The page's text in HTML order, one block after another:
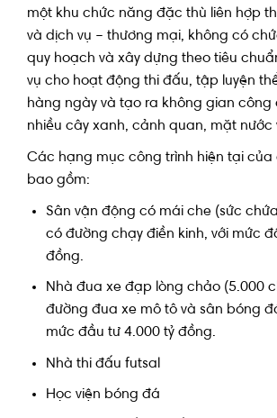
một khu chức năng đặc thù liên hợp
và dịch vụ – thương mại, không có
quy hoạch và xây dựng theo tiêu
vụ cho hoạt động thi đấu, tập luyện
hàng ngày và tạo ra không gian công
nhiều cây xanh, cảnh quan, mặt nước
Các hạng mục công trình hiện tại của
bao gồm:
Sân vận động có mái che (sức
có đường chạy điền kinh, với mức
đồng.
Nhà đua xe đạp lòng chảo (5.000
đường đua xe mô tô và sân bóng
mức đầu tư 4.000 tỷ đồng.
Nhà thi đấu futsal
Học viện bóng đá